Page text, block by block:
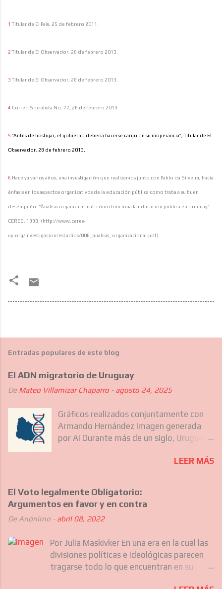
1 Titular de El País, 25 de febrero 2011.
2 Titular de El Observador, 28 de febrero 2013.
3 Titular de El Observador, 28 de febrero 2013.
4 Correo Socialista No. 77, 26 de febrero 2013.
5 “Antes de hostigar, el gobierno debería hacerse cargo de su inoperancia”, Titular de El
Observador, 28 de febrero 2013.
6 Hace ya varios años, una investigación que realizamos junto con Pablo da Silveira, hacía
énfasis en los aspectos organizativos de la educación pública como traba a su buen
desempeño: “Änálisis organizacional: cómo funciona la educación pública en Uruguay”
CERES, 1998. (http://www.ceres-
uy.org/investigacion/estudios/006_analisis_organizacional.pdf)
Entradas populares de este blog
El ADN migratorio de Uruguay
De Mateo Villamizar Chaparro - agosto 24, 2025
Gráficos realizados conjuntamente con
Armando Hernández Imagen generada
por AI Durante más de un siglo, Uruguay
migratorias que no solo incluyeron a los
europeos que forjaron gran parte de su
recientemente, a comunidades del
Caribe, Asia y otras regiones de América
Latina. Estas migraciones sucesivas han
carácter nacional uruguayo, su
gastronomía, sus barrios y hasta su
forma de hablar. Hoy, cuando los
LEER MÁS
El Voto legalmente Obligatorio:
Argumentos en favor y en contra
De Anónimo - abril 08, 2022
Por Julia Maskivker En una era en la cual las
divisiones políticas e ideológicas parecen
tragarse todo lo que encuentran en su